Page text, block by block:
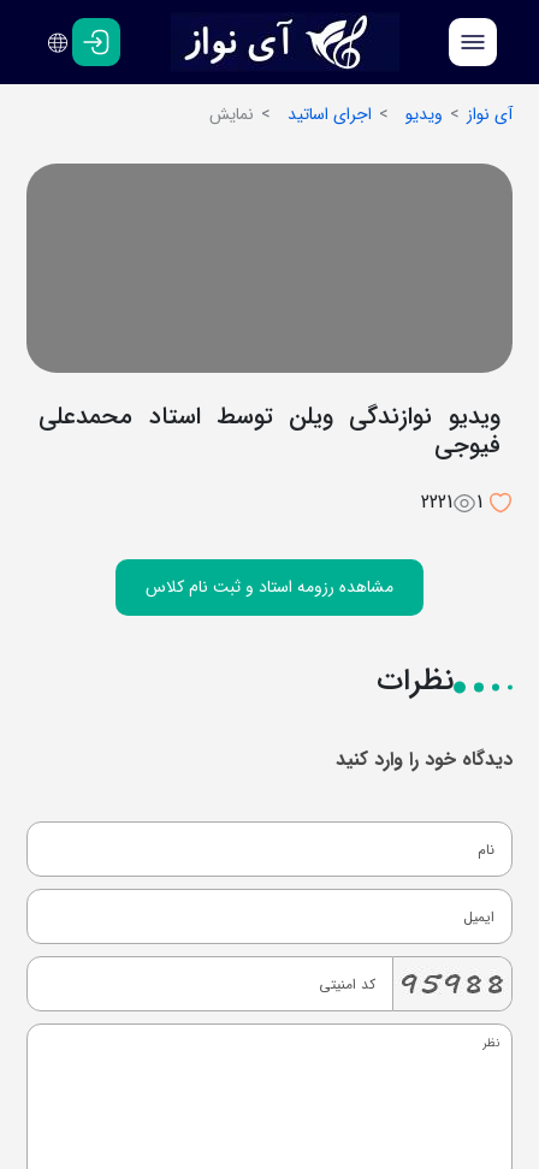
فارسی
انگلیسی
آی نواز
ویدیو اجرای اساتید نمایش
ویدیو نوازندگی ویلن توسط استاد محمدعلی
فیوجی
1
2221
مشاهده رزومه استاد و ثبت نام کلاس
نظرات
دیدگاه خود را وارد کنید